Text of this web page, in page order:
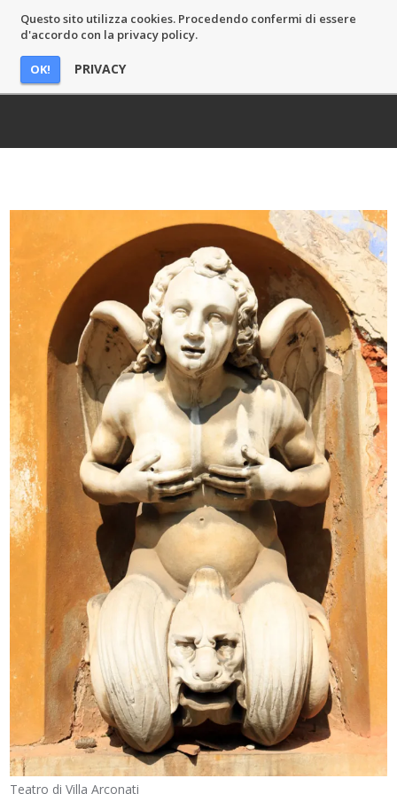
Questo sito utilizza cookies. Procedendo confermi di essere
d'accordo con la privacy policy.
OK! PRIVACY
MASSIMO CASTELLI
Teatro di Villa Arconati